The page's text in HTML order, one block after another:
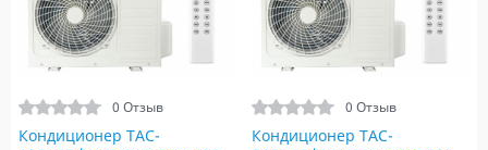
0 Отзыв
Кондиционер TAC-
0 Отзыв
Кондиционер TAC-